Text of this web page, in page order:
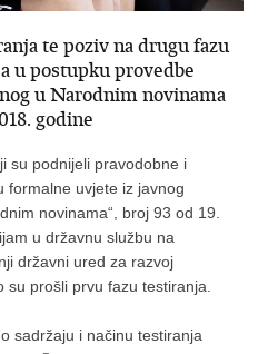
te poziv na drugu fazu
u postupku provedbe
u Narodnim novinama
godine
su podnijeli pravodobne i
formalne uvjete iz javnog
novinama“, broj 93 od 19.
u državnu službu na
državni ured za razvoj
prošli prvu fazu testiranja.
sadržaju i načinu testiranja